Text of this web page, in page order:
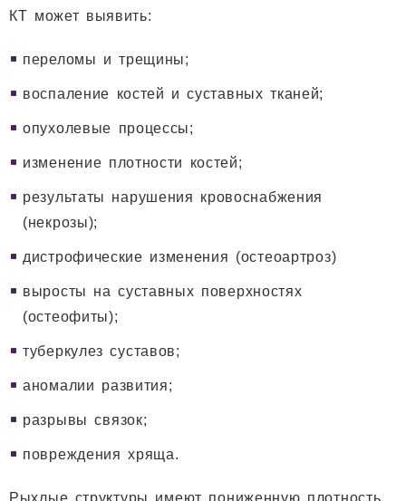
КТ может выявить:
переломы и трещины;
воспаление костей и суставных тканей;
опухолевые процессы;
изменение плотности костей;
результаты нарушения кровоснабжения
(некрозы);
дистрофические изменения (остеоартроз)
выросты на суставных поверхностях
(остеофиты);
туберкулез суставов;
аномалии развития;
разрывы связок;
повреждения хряща.
Рыхлые структуры имеют пониженную плотность,